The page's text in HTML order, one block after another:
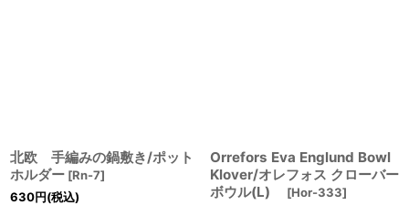
北欧 手編みの鍋敷き/ポット
ホルダー [Rn-7]
630円(税込)
Orrefors Eva Englund Bowl
Klover/オレフォス クローバー
ボウル(L)
[Hor-333]